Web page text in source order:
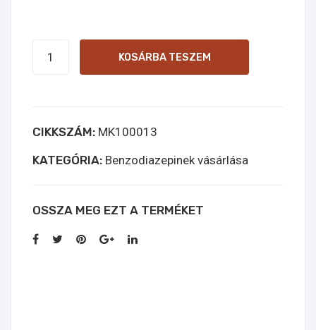
Rilmazafone
KOSÁRBA TESZEM
CIKKSZÁM: MK100013
KATEGÓRIA: Benzodiazepinek vásárlása
OSSZA MEG EZT A TERMÉKET